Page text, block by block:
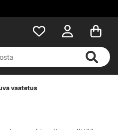
vaatetus